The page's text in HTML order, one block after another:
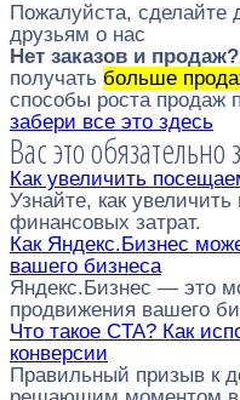
Пожалуйста, сделайте
друзьям о нас
Нет заказов и продаж?
получать больше
способы роста продаж
забери все это здесь
Вас это обязательно
Как увеличить
Узнайте, как
финансовых затрат.
Как Яндекс.Бизнес
вашего бизнеса
Яндекс.Бизнес — это
продвижения вашего
Что такое CTA? Как
конверсии
Правильный призыв к